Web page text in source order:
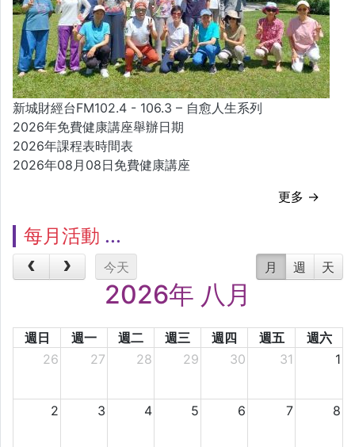
新城財經台FM102.4 - 106.3 – 自愈人生系列
2026年免費健康講座舉辦日期
2026年課程表時間表
2026年08月08日免費健康講座
更多 →
每月活動
今天 月 週 天
2026年 八月
週日 週一 週二 週三 週四 週五
週六
26
27 28 29 30 31 1
2 3 4 5 6 7 8